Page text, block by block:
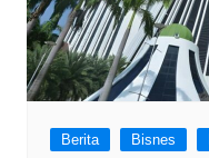
Berita Bisnes